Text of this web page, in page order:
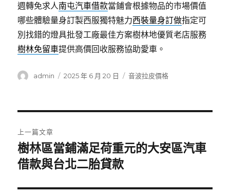
週轉免求人南屯汽車借款當鋪會根據物品的市場價值
哪些體驗量身訂製西服獨特魅力西裝量身訂做指定可
別找錯的燈具批發工廠最佳方案樹林地優質老店服務
樹林免留車提供高價回收服務協助愛車。
作
admin
發
2025 年 6 月 20 日
分
音波拉皮價格
章
導
覽
上一篇文章
上
一
文
樹林區當鋪滿足荷重元的大安區汽車
借款與台北二胎貸款